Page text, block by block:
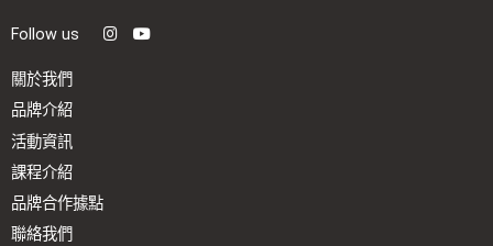
Follow us
關於我們
品牌介紹
活動資訊
課程介紹
品牌合作據點
聯絡我們